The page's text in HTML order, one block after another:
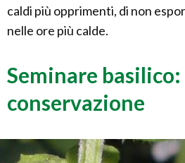
caldi più opprimenti, di non
nelle ore più calde.
Seminare basilico:
conservazione